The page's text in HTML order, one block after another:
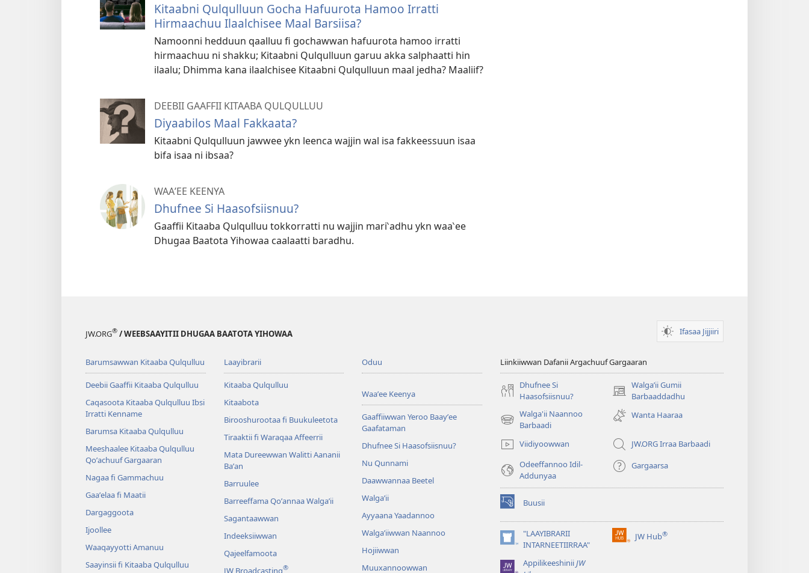
Kitaabni Qulqulluun Gocha Hafuurota Hamoo Irratti
Hirmaachuu Ilaalchisee Maal Barsiisa?
Namoonni hedduun qaalluu fi gochawwan hafuurota hamoo irratti
hirmaachuu ni shakku; Kitaabni Qulqulluun garuu akka salphaatti hin
ilaalu; Dhimma kana ilaalchisee Kitaabni Qulqulluun maal jedha? Maaliif?
DEEBII GAAFFII KITAABA QULQULLUU
Diyaabilos Maal Fakkaata?
Kitaabni Qulqulluun jawwee ykn leenca wajjin wal isa fakkeessuun isaa
bifa isaa ni ibsaa?
WAAʼEE KEENYA
Dhufnee Si Haasofsiisnuu?
Gaaffii Kitaaba Qulqulluu tokkorratti nu wajjin mari‵adhu ykn waa‵ee
Dhugaa Baatota Yihowaa caalaatti baradhu.
JW.ORG® / WEEBSAAYITII DHUGAA BAATOTA YIHOWAA Ifasaa Jijjiiri
Barumsawwan Kitaaba Qulqulluu
Deebii Gaaffii Kitaaba Qulqulluu
Caqasoota Kitaaba Qulqulluu Ibsi
Irratti Kenname
Barumsa Kitaaba Qulqulluu
Meeshaalee Kitaaba Qulqulluu
Qoʼachuuf Gargaaran
Nagaa fi Gammachuu
Gaaʼelaa fi Maatii
Dargaggoota
Ijoollee
Waaqayyotti Amanuu
Saayinsii fi Kitaaba Qulqulluu
Laayibrarii
Kitaaba Qulqulluu
Kitaabota
Birooshurootaa fi Buukuleetota
Tiraaktii fi Waraqaa Affeerrii
Mata Dureewwan Walitti Aananii
Baʼan
Barruulee
Barreeffama Qoʼannaa Walgaʼii
Sagantaawwan
Indeeksiiwwan
Qajeelfamoota
JW Broadcasting®
Oduu
Waaʼee Keenya
Gaaffiiwwan Yeroo Baayʼee
Gaafataman
Dhufnee Si Haasofsiisnuu?
Nu Qunnami
Daawwannaa Beetel
Walga’ii
Ayyaana Yaadannoo
Walgaʼiiwwan Naannoo
Hojiiwwan
Muuxannoowwan
Liinkiiwwan Dafanii Argachuuf Gargaaran
Dhufnee Si
Haasofsiisnuu?
Walgaʼii Gumii
Barbaaddadhu
(opens
new
window)
Walga'ii Naannoo
Barbaadi
(opens
window)
Wanta Haaraa
Viidiyoowwan
JW.ORG Irraa Barbaadi
Odeeffannoo Idil-
Addunyaa
Gargaarsa
Buusii
(opens
new
window)"LAAYIBRARII
INTARNEETIIRRAA"
(opens
window)
JW Hub®
(opens
AppilikeeshiniiJW